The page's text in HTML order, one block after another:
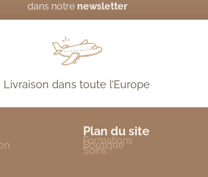
dans notre newsletter
Livraison dans toute l’Europe
Plan du site
Formations
Boutique
Soins